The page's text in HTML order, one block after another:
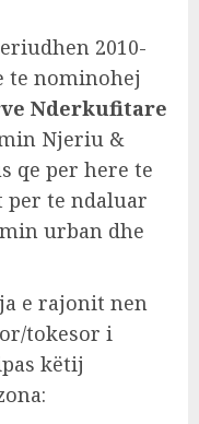
2010-
te nominohej
Nderkufitare
Njeriu &
qe per here te
te ndaluar
urban dhe
e rajonit nen
tokesor i
këtij